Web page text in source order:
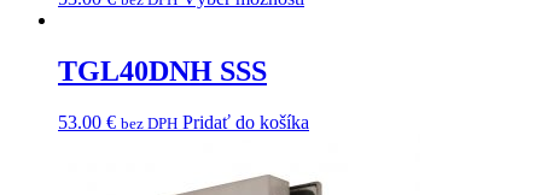
TGL40DNH SSS
53.00 € bez DPH Pridať do košíka